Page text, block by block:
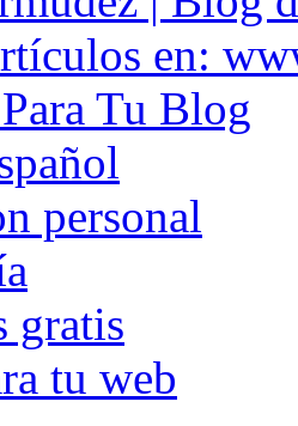
en:
Tu Blog
personal
gratis
tu web